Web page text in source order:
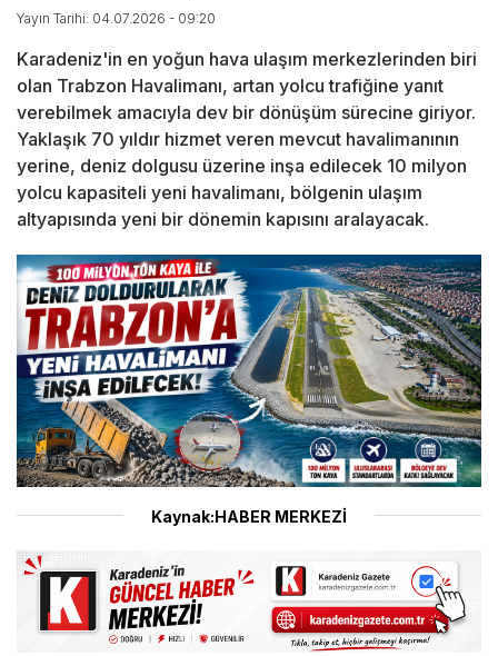
Yayın Tarihi: 04.07.2026 - 09:20
Karadeniz'in en yoğun hava ulaşım merkezlerinden biri
olan Trabzon Havalimanı, artan yolcu trafiğine yanıt
verebilmek amacıyla dev bir dönüşüm sürecine giriyor.
Yaklaşık 70 yıldır hizmet veren mevcut havalimanının
yerine, deniz dolgusu üzerine inşa edilecek 10 milyon
yolcu kapasiteli yeni havalimanı, bölgenin ulaşım
altyapısında yeni bir dönemin kapısını aralayacak.
Kaynak:HABER MERKEZİ